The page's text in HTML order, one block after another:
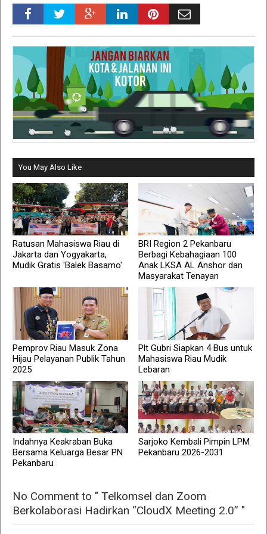
You May Also Like
Ratusan Mahasiswa Riau di
Jakarta dan Yogyakarta,
Mudik Gratis 'Balek Basamo'
BRI Region 2 Pekanbaru
Berbagi Kebahagiaan 100
Anak LKSA AL Anshor dan
Masyarakat Tenayan
Pemprov Riau Masuk Zona
Hijau Pelayanan Publik Tahun
2025
Plt Gubri Siapkan 4 Bus untuk
Mahasiswa Riau Mudik
Lebaran
Indahnya Keakraban Buka
Bersama Keluarga Besar PN
Pekanbaru
Sarjoko Kembali Pimpin LPM
Pekanbaru 2026-2031
No Comment to " Telkomsel dan Zoom
Berkolaborasi Hadirkan “CloudX Meeting 2.0” "